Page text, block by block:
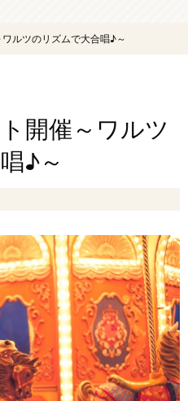
ルツのリズムで大合唱♪～
開催～ワルツ
♪～